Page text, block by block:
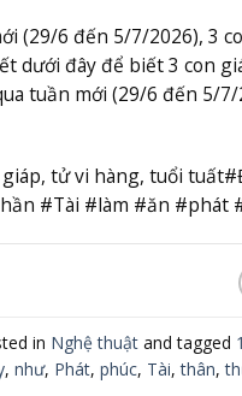
(29/6 đến 5/7/2026), 3
dưới đây để biết 3 con
tuần mới (29/6 đến 5/7/
giáp, tử vi hàng, tuổi
#Tài #làm #ăn
in Nghệ thuậtand tagged
, như, Phát, phúc, Tài,thân,